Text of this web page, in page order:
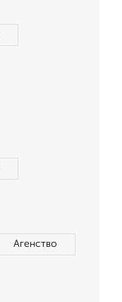
Агенство